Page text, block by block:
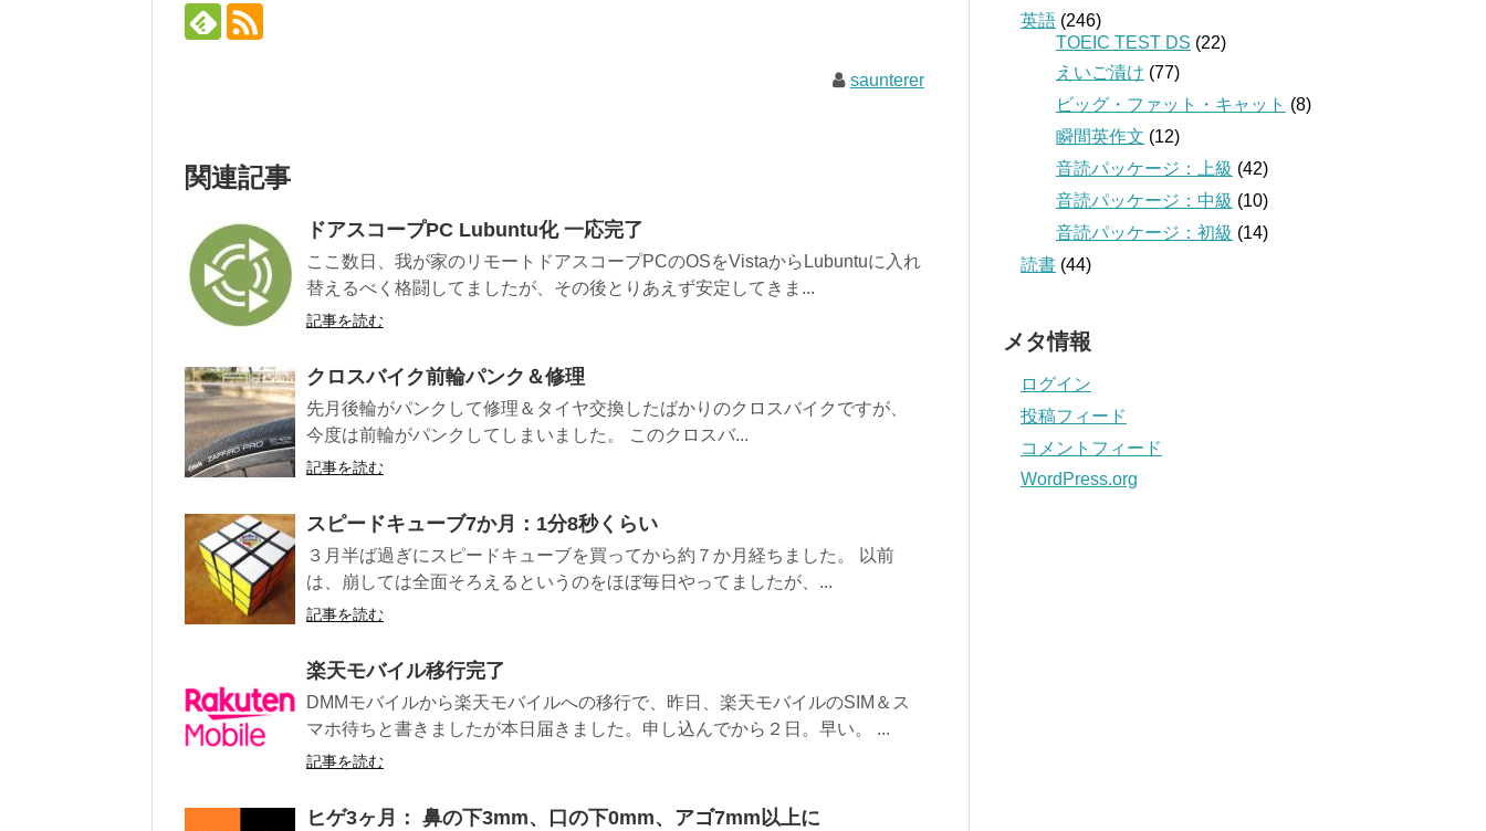
saunterer
関連記事
ドアスコープPC Lubuntu化 一応完了
ここ数日、我が家のリモートドアスコープPCのOSをVistaからLubuntuに入れ
替えるべく格闘してましたが、その後とりあえず安定してきま...
記事を読む
クロスバイク前輪パンク＆修理
先月後輪がパンクして修理＆タイヤ交換したばかりのクロスバイクですが、
今度は前輪がパンクしてしまいました。 このクロスバ...
記事を読む
スピードキューブ7か月：1分8秒くらい
３月半ば過ぎにスピードキューブを買ってから約７か月経ちました。 以前
は、崩しては全面そろえるというのをほぼ毎日やってましたが、...
記事を読む
楽天モバイル移行完了
DMMモバイルから楽天モバイルへの移行で、昨日、楽天モバイルのSIM＆ス
マホ待ちと書きましたが本日届きました。申し込んでから２日。早い。 ...
記事を読む
ヒゲ3ヶ月： 鼻の下3mm、口の下0mm、アゴ7mm以上に
英語 (246)
TOEIC TEST DS (22)
えいご漬け (77)
ビッグ・ファット・キャット (8)
瞬間英作文 (12)
音読パッケージ：上級 (42)
音読パッケージ：中級 (10)
音読パッケージ：初級 (14)
読書 (44)
メタ情報
ログイン
投稿フィード
コメントフィード
WordPress.org